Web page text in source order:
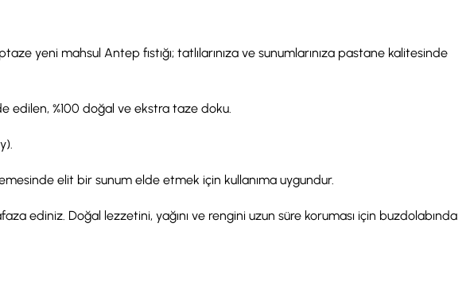
yeni mahsul Antep fıstığı; tatlılarınıza ve sunumlarınıza pastane kalitesinde
edilen, %100 doğal ve ekstra taze doku.
elit bir sunum elde etmek için kullanıma uygundur.
ediniz. Doğal lezzetini, yağını ve rengini uzun süre koruması için buzdolabında